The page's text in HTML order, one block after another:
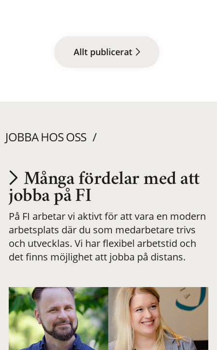
Allt publicerat
JOBBA HOS OSS
Utvecklas på en
meningsfull och
flexibel
Många fördelar med att
jobba på FI
På FI arbetar vi aktivt för att vara en modern
arbetsplats där du som medarbetare trivs
och utvecklas. Vi har flexibel arbetstid och
det finns möjlighet att jobba på distans.